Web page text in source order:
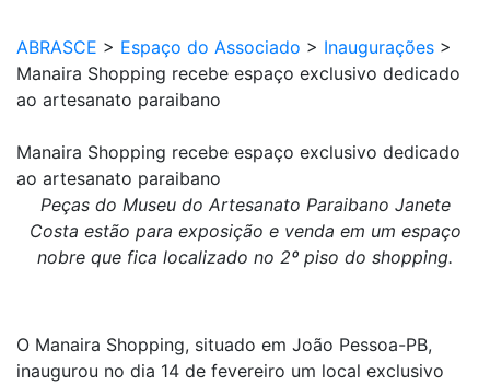
ABRASCE > Espaço do Associado > Inaugurações >
Manaira Shopping recebe espaço exclusivo dedicado
ao artesanato paraibano
Manaira Shopping recebe espaço exclusivo dedicado
ao artesanato paraibano
Peças do Museu do Artesanato Paraibano Janete
Costa estão para exposição e venda em um espaço
nobre que fica localizado no 2º piso do shopping.
O Manaira Shopping, situado em João Pessoa-PB,
inaugurou no dia 14 de fevereiro um local exclusivo